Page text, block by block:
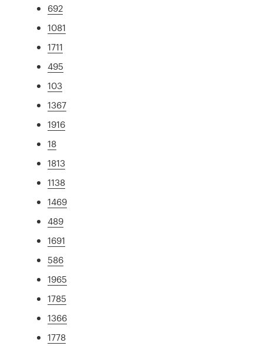
692
1081
1711
495
103
1367
1916
18
1813
1138
1469
489
1691
586
1965
1785
1366
1778